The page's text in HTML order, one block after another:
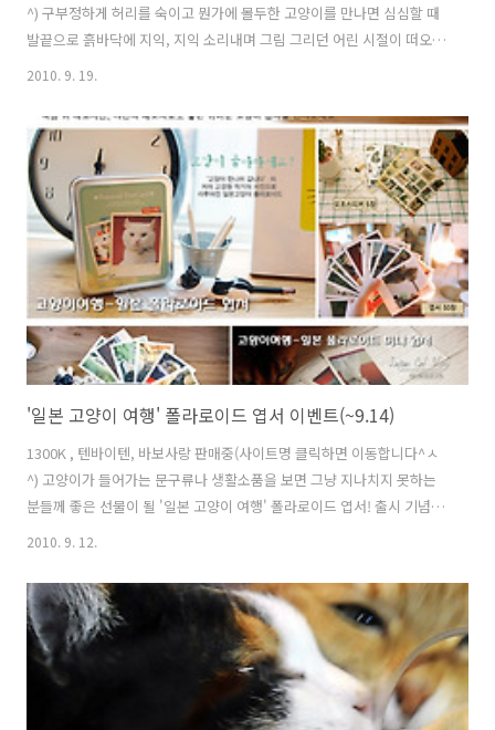
^) 구부정하게 허리를 숙이고 뭔가에 몰두한 고양이를 만나면 심심할 때
발끝으로 흙바닥에 지익, 지익 소리내며 그림 그리던 어린 시절이 떠오릅
니다. 고양이도 심심하면 앞발로 그림 그리며 놀까요? 아니면, 지나가는
각을 해 봅니다. 고양이 좋아하세요? 이 배너를 눌러 구독+해 보세요=(^
ㅅ^)= 아래 손가락버튼을 눌러 추천해주시면, 제게 큰 힘이 됩니다.
2010. 9. 19.
'일본 고양이 여행' 폴라로이드 엽서 이벤트(~9.14)
1300K , 텐바이텐, 바보사랑 판매중(사이트명 클릭하면 이동합니다^ㅅ
^) 고양이가 들어가는 문구류나 생활소품을 보면 그냥 지나치지 못하는
분들께 좋은 선물이 될 '일본 고양이 여행' 폴라로이드 엽서! 출시 기념
이벤트를 9월 14일까지 진행합니다. 사랑스런 일본 고양이들과 예쁜 소
이 소품 아이디어도 맘껏 뽐내보세요. 이벤트 진행사이트는 네이버 카페
'고양이라서 다행이야'이고, 자세한 것은 아래 공지를 참고해 주세요. 마
감일까지 3일 남았습니다^^ * 고다 카페 회원이어야 참여할 수 있는 듯
하네요. 이벤트 기간 : 9. 1 ~ 9. 14 이벤트 방법 : 고양이 사진으로 나왔으
면 하는제품을 알려주세요 덧글로 관련된 내용을 적어주시면 됩니..
2010. 9. 12.